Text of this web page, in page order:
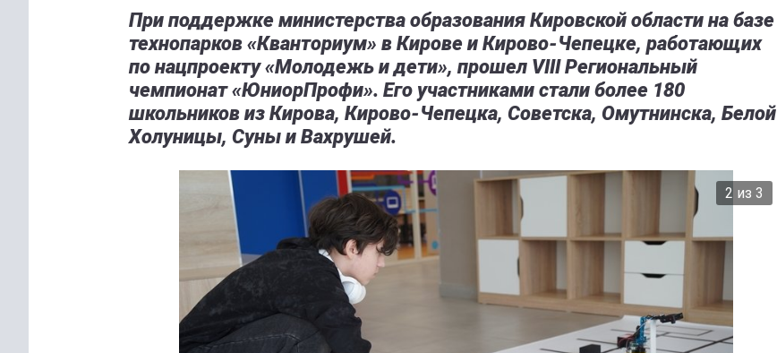
При поддержке министерства образования Кировской области на базе
технопарков «Кванториум» в Кирове и Кирово-Чепецке, работающих
по нацпроекту «Молодежь и дети», прошел VIII Региональный
чемпионат «ЮниорПрофи». Его участниками стали более 180
школьников из Кирова, Кирово-Чепецка, Советска, Омутнинска, Белой
Холуницы, Суны и Вахрушей.
2 из 3